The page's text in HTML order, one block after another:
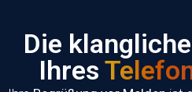
Die
Ihres